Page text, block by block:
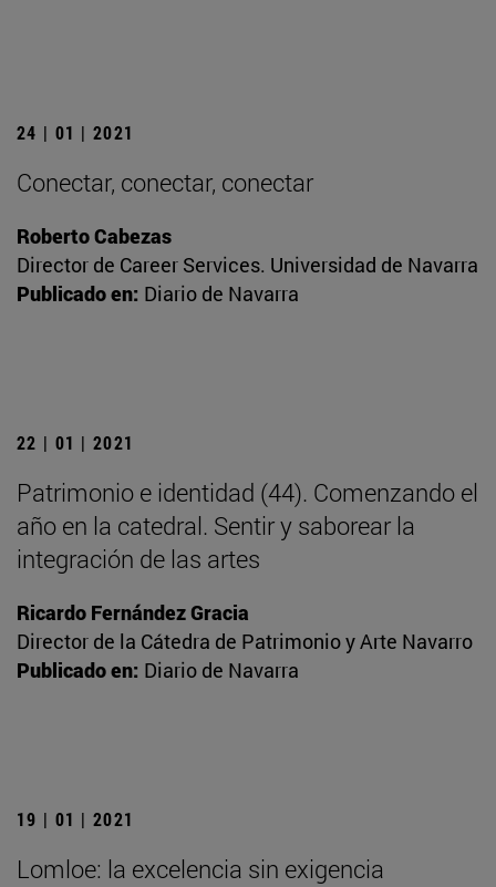
24 | 01 | 2021
Conectar, conectar, conectar
Roberto Cabezas
Director de Career Services. Universidad de Navarra
Publicado en: Diario de Navarra
22 | 01 | 2021
Patrimonio e identidad (44). Comenzando el
año en la catedral. Sentir y saborear la
integración de las artes
Ricardo Fernández Gracia
Director de la Cátedra de Patrimonio y Arte Navarro
Publicado en: Diario de Navarra
19 | 01 | 2021
Lomloe: la excelencia sin exigencia